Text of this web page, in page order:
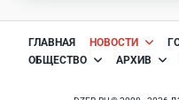
ГЛАВНАЯ НОВОСТИ
ОБЩЕСТВО
АРХИВ